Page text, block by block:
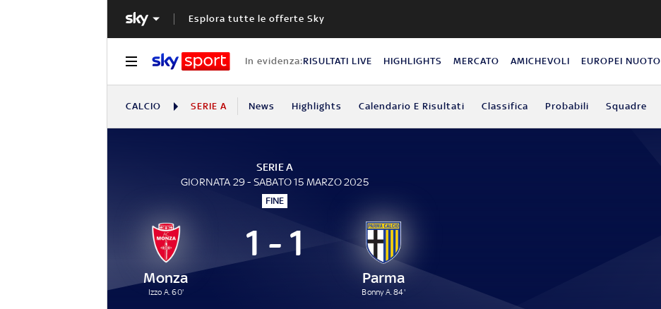
Esplora tutte le offerte Sky
In evidenza:RISULTATI LIVE HIGHLIGHTS MERCATO AMICHEVOLI EUROPEI NUOTO
CALCIO SERIE A News Highlights Calendario E Risultati Classifica Probabili Squadre
SERIE A
GIORNATA 29 - SABATO 15 MARZO 2025
FINE
Monza
Izzo A. 60'
1 - 1
Parma
Bonny A. 84'